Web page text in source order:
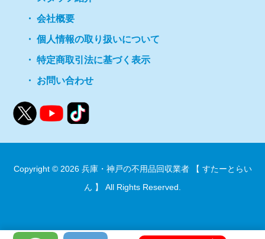
会社概要
個人情報の取り扱いについて
特定商取引法に基づく表示
お問い合わせ
Copyright © 2026 兵庫・神戸の不用品回収業者 【 すたーとらい
ん 】
All Rights Reserved.